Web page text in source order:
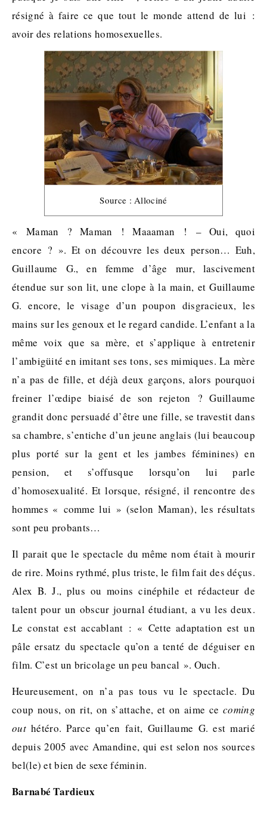
résigné à faire ce que tout le monde attend de lui :
avoir des relations homosexuelles.
Source : Allociné
« Maman ? Maman ! Maaaman ! – Oui, quoi
encore ? ». Et on découvre les deux person… Euh,
Guillaume G., en femme d’âge mur, lascivement
étendue sur son lit, une clope à la main, et Guillaume
G. encore, le visage d’un poupon disgracieux, les
mains sur les genoux et le regard candide. L’enfant a la
même voix que sa mère, et s’applique à entretenir
l’ambigüité en imitant ses tons, ses mimiques. La mère
n’a pas de fille, et déjà deux garçons, alors pourquoi
freiner l’œdipe biaisé de son rejeton ? Guillaume
grandit donc persuadé d’être une fille, se travestit dans
sa chambre, s’entiche d’un jeune anglais (lui beaucoup
plus porté sur la gent et les jambes féminines) en
pension, et s’offusque lorsqu’on lui parle
d’homosexualité. Et lorsque, résigné, il rencontre des
hommes « comme lui » (selon Maman), les résultats
sont peu probants…
Il parait que le spectacle du même nom était à mourir
de rire. Moins rythmé, plus triste, le film fait des déçus.
Alex B. J., plus ou moins cinéphile et rédacteur de
talent pour un obscur journal étudiant, a vu les deux.
Le constat est accablant : « Cette adaptation est un
pâle ersatz du spectacle qu’on a tenté de déguiser en
film. C’est un bricolage un peu bancal ». Ouch.
Heureusement, on n’a pas tous vu le spectacle. Du
coup nous, on rit, on s’attache, et on aime cecoming
outhétéro. Parce qu’en fait, Guillaume G. est marié
depuis 2005 avec Amandine, qui est selon nos sources
bel(le) et bien de sexe féminin.
Barnabé Tardieux